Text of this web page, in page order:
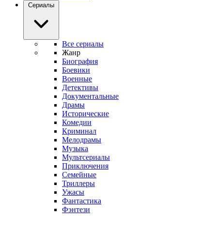
Сериалы
Все сериалы
Жанр
Биография
Боевики
Военные
Детективы
Документальные
Драмы
Исторические
Комедии
Криминал
Мелодрамы
Музыка
Мультсериалы
Приключения
Семейные
Триллеры
Ужасы
Фантастика
Фэнтези